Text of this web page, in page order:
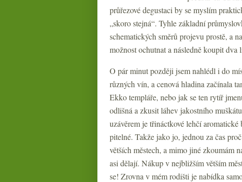
průřezové degustaci by se myslím
„skoro stejná“. Tyhle základní
schematických směrů projevu prostě, a
možnost ochutnat a následně koupit
O pár minut později jsem nahlédl i do
různých vín, a cenová hladina začínala
Ekko templáře, nebo jak se ten rytíř
odlišná a zkusit láhev jakostního
uzávěrem je třináctkové lehčí
pitelné. Takže jako jo, jednou za čas
větších městech, a mimo jiné zkoumám
asi dělají. Nákup v nejbližším větším
se! Zrovna v mém rodišti je nabídka